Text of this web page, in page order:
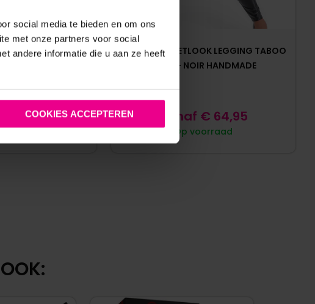
social media te bieden en om ons
met onze partners voor social
andere informatie die u aan ze heeft
COOKIES ACCEPTEREN
F334 MYSTERIA –
59,95
KRUISLOZE WETLOOK LEGGING TABOO
F304 – NOIR HANDMADE
Op voorraad
Vanaf € 64,95